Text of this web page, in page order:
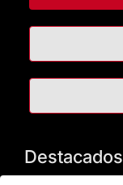
Destacados